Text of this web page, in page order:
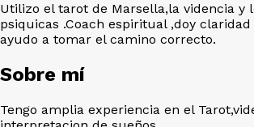
Utilizo el tarot de Marsella,la videncia y
psiquicas .Coach espiritual ,doy
ayudo a tomar el camino correcto.
Sobre mí
Tengo amplia experiencia en el